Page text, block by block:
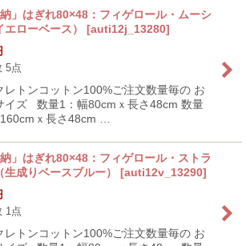
納」はぎれ80×48：フィゲロール・ムーシ
エローベース）
[auti12j_13280]
5点
レトンコットン100%ご注文数量毎の お
イズ 数量1：幅80cmｘ長さ48cm 数量
ｘ長さ48cm …
納」はぎれ80×48：フィゲロール・ストラ
生成りベースブルー）
[auti12v_13290]
1点
レトンコットン100%ご注文数量毎の お